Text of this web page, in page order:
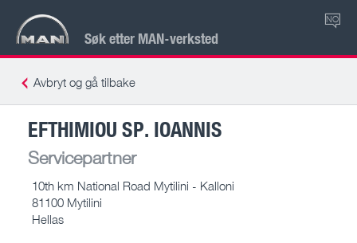
Søk etter MAN-verksted
NO
Avbryt og gå tilbake
EFTHIMIOU SP. IOANNIS
Servicepartner
10th km National Road Mytilini - Kalloni
81100 Mytilini
Hellas